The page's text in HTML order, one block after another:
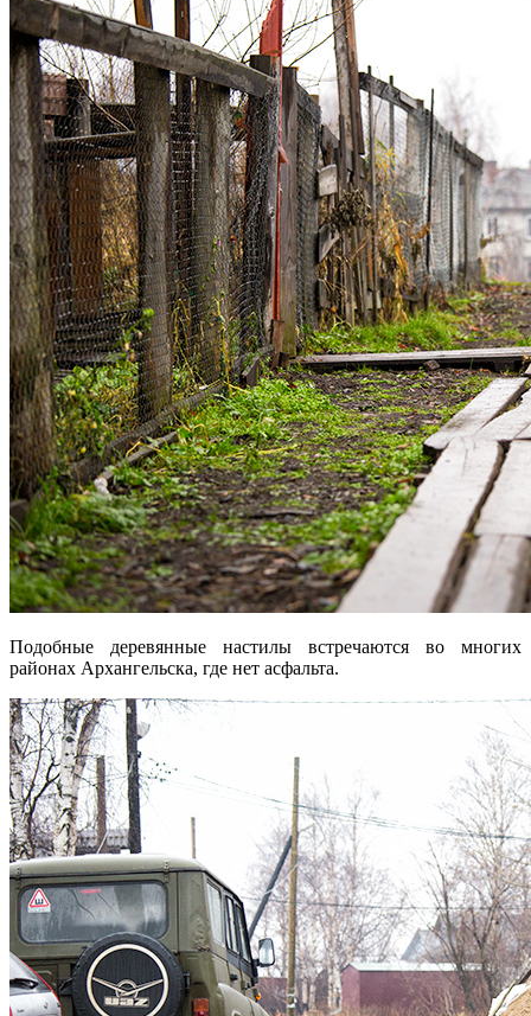
Подобные деревянные настилы встречаются во многих
районах Архангельска, где нет асфальта.